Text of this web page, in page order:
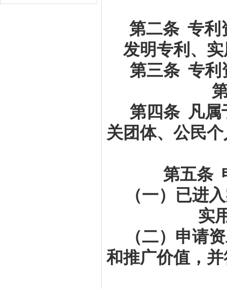
第二条 专利
发明专利、
第三条 专利
第四条 凡
关团体、公民
第五条
（一）已进
实
（二）申请
和推广价值，